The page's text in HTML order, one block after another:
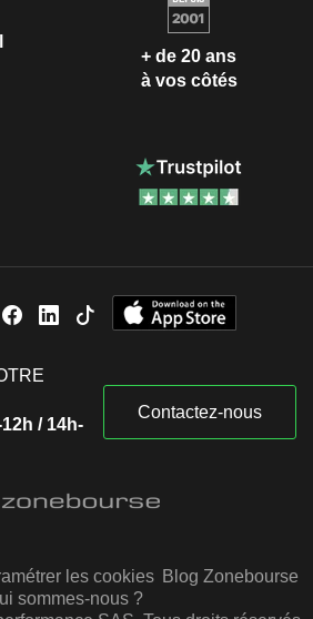
+ de 20 ans
à vos côtés
/ 14h-
Contactez-nous
les cookies Blog Zonebourse
sommes-nous ?